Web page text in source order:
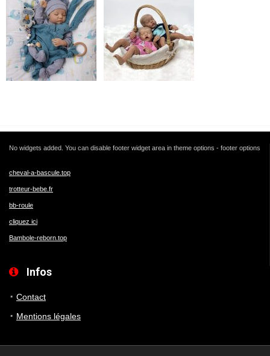
No widgets added. You can disable footer widget area in theme options - footer options
cheval-a-bascule.top
trotteur-bebe.fr
bb-roule
cliquez ici
Bambole-reborn.top
Infos
Contact
Mentions légales